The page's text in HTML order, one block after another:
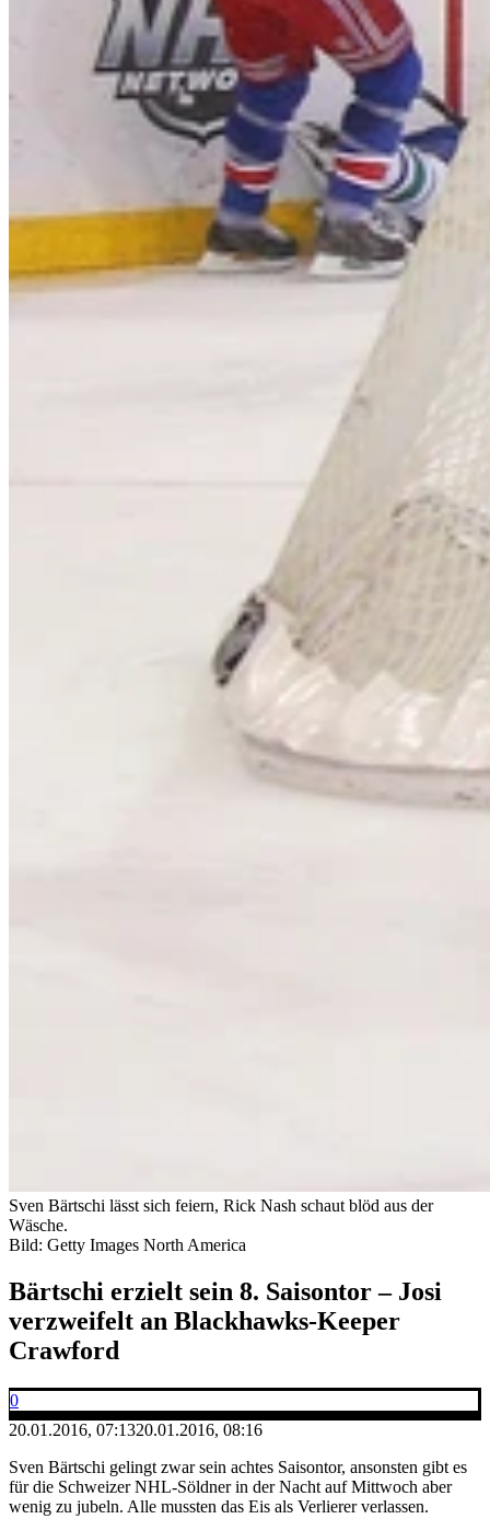
Sven Bärtschi lässt sich feiern, Rick Nash schaut blöd aus der
Wäsche.
Bild: Getty Images North America
Bärtschi erzielt sein 8. Saisontor – Josi
verzweifelt an Blackhawks-Keeper
Crawford
0
20.01.2016, 07:1320.01.2016, 08:16
Sven Bärtschi gelingt zwar sein achtes Saisontor, ansonsten gibt es
für die Schweizer NHL-Söldner in der Nacht auf Mittwoch aber
wenig zu jubeln. Alle mussten das Eis als Verlierer verlassen.